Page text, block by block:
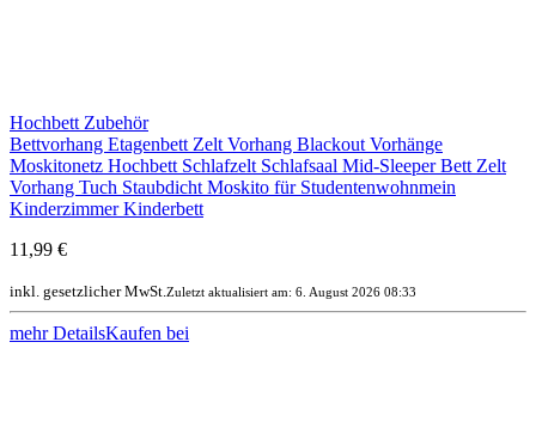
Hochbett Zubehör
Bettvorhang Etagenbett Zelt Vorhang Blackout Vorhänge
Moskitonetz Hochbett Schlafzelt Schlafsaal Mid-Sleeper Bett Zelt
Vorhang Tuch Staubdicht Moskito für Studentenwohnmein
Kinderzimmer Kinderbett
11,99 €
inkl. gesetzlicher MwSt. Zuletzt aktualisiert am: 6. August 2026 08:33
mehr DetailsKaufen bei